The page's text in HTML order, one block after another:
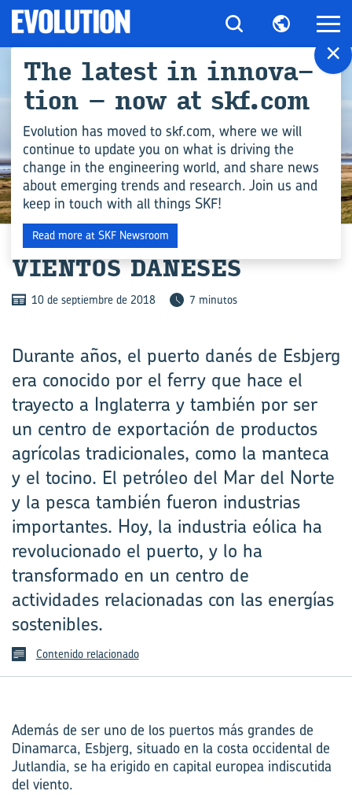
ARCHIVE
VIEN­TOS DA­NE­SES
10 de septiembre de 2018 7 minutos
Durante años, el puerto danés de Esbjerg
era conocido por el ferry que hace el
trayecto a Inglaterra y también por ser
un centro de exportación de productos
agrícolas tradicionales, como la manteca
y el tocino. El petróleo del Mar del Norte
y la pesca también fueron industrias
importantes. Hoy, la industria eólica ha
revolucionado el puerto, y lo ha
transformado en un centro de
actividades relacionadas con las energías
sostenibles.
Contenido relacionado
Además de ser uno de los puertos más grandes de
Dinamarca, Esbjerg, situado en la costa occidental de
Jutlandia, se ha erigido en capital europea indiscutida
del viento.
×
The la­test in in­no­va­
tion – now at skf.com
Evolution has moved to skf.com, where we will
continue to update you on what is driving the
change in the engineering world, and share news
about emerging trends and research. Join us and
keep in touch with all things SKF!
Read more at SKF Newsroom